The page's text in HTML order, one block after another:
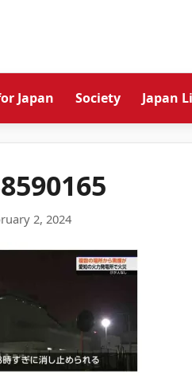
Japan Society Japan
2, 2024